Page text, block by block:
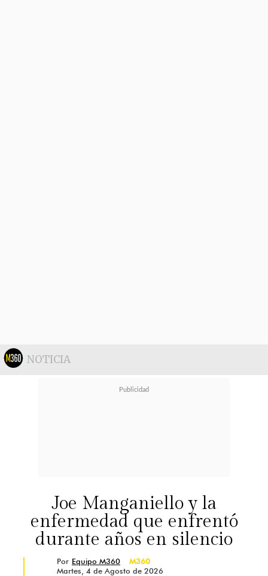
NOTICIA
Joe Manganiello y la
enfermedad que enfrentó
durante años en silencio
Por Equipo M360
M360
Martes, 4 de Agosto de 2026